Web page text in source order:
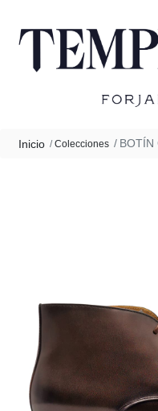
Inicio Colecciones BOTÍN